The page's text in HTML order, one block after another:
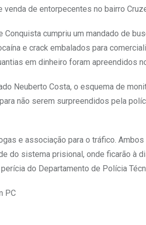
de entorpecentes no bairro
cumpriu um mandado de
e crack embalados para
em dinheiro foram apreendidos
Neuberto Costa, o esquema de
não serem surpreendidos pela
e associação para o tráfico.
do sistema prisional, onde ficarão à
do Departamento de Polícia
PC